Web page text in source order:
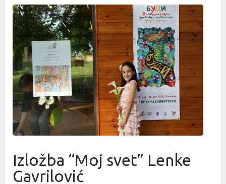
Izložba “Moj svet” Lenke
Gavrilović